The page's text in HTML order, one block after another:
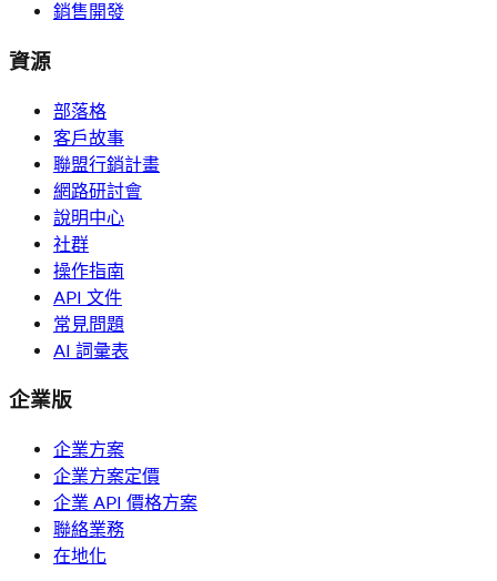
銷售開發
資源
部落格
客戶故事
聯盟行銷計畫
網路研討會
說明中心
社群
操作指南
API 文件
常見問題
AI 詞彙表
企業版
企業方案
企業方案定價
企業 API 價格方案
聯絡業務
在地化